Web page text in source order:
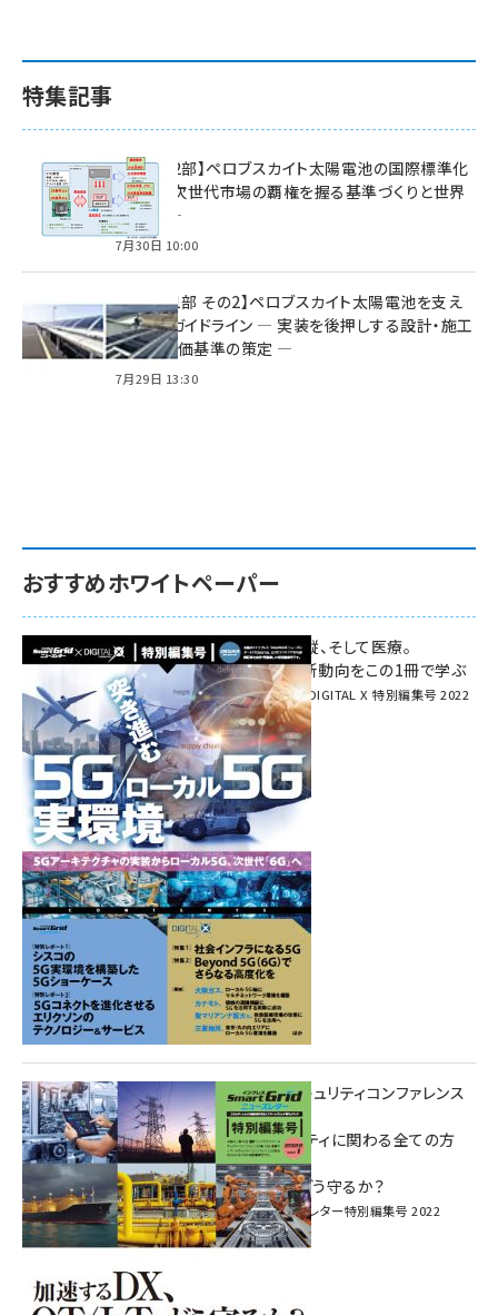
特集記事
特集【第2部】ペロブスカイト太陽電池の国際標準化
戦略 ― 次世代市場の覇権を握る基準づくりと世界
の動向 ―
7月30日 10:00
特集【第1部 その2】ペロブスカイト太陽電池を支え
る2つのガイドライン ― 実装を後押しする設計・施工
方針と評価基準の策定 ―
7月29日 13:30
おすすめホワイトペーパー
環境対策、建機の遠隔操縦、そして医療。
次世代通信規格「5G」最新動向をこの1冊で学ぶ
SmartGrid ニューズレター × DIGITAL X 特別編集号 2022
Summer
重要インフラサイバーセキュリティコンファレンス
特別電子版！
― 産業サイバーセキュリティに関わる全ての方
へ！ ―
加速するDX、OT/IoTをどう守るか？
インプレス SmartGridニューズレター特別編集号 2022
Vol.1